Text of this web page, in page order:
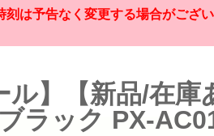
刻は予告なく変更する場合がござ
ル】【新品/在
ラック PX-